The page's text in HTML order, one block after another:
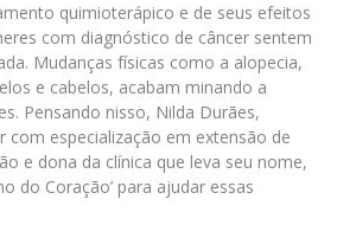
quimioterápico e de seus efeitos
com diagnóstico de câncer sentem
Mudanças físicas como a alopecia,
e cabelos, acabam minando a
Pensando nisso, Nilda Durães,
especialização em extensão de
e dona da clínica que leva seu nome,
do Coração’ para ajudar essas